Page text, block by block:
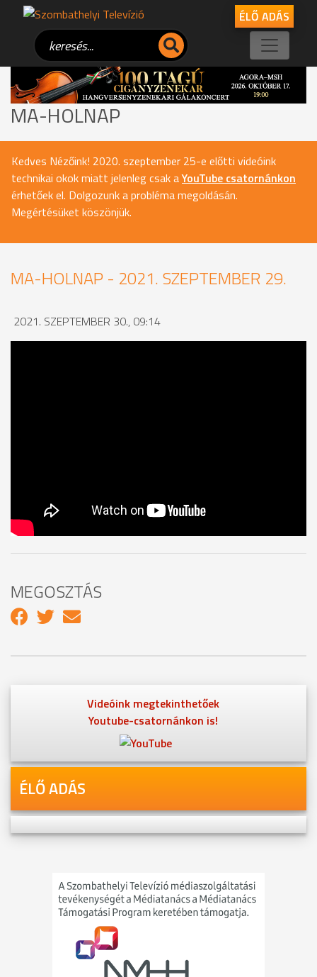
ÉLŐ ADÁS
MA-HOLNAP
Kedves Nézőink! 2020. szeptember 25-e előtti videóink
technikai okok miatt jelenleg csak aYouTube csatornánkon
érhetőek el. Dolgozunk a probléma megoldásán.
Megértésüket köszönjük.
MA-HOLNAP - 2021. SZEPTEMBER 29.
2021. SZEPTEMBER 30., 09:14
MEGOSZTÁS
Videóink megtekinthetőek
Youtube-csatornánkon is!
ÉLŐ ADÁS